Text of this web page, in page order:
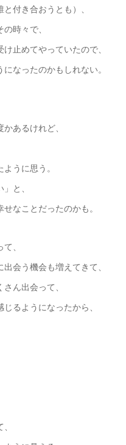
付き合おうとも）、
時々で、
止めてやっていたので、
なったのかもしれない。
あるけれど、
うに思う。
と、
なことだったのかも。
、
会う機会も増えてきて、
ん出会って、
るようになったから、